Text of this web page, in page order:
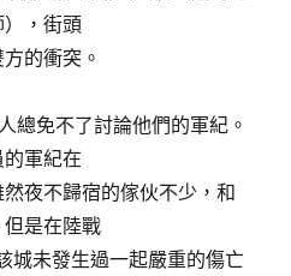
，街頭
的衝突。
總免不了討論他們的軍紀。
軍紀在
夜不歸宿的傢伙不少，和
是在陸戰
城未發生過一起嚴重的傷亡